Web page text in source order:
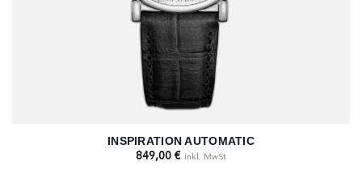
INSPIRATION AUTOMATIC
849,00 € inkl. MwSt